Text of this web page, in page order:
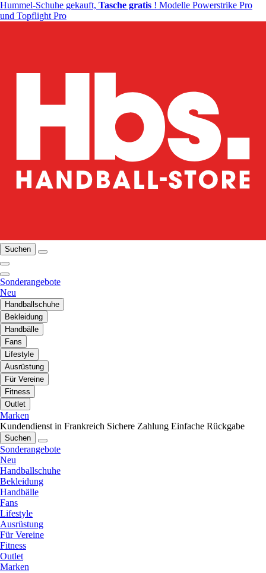
Hummel-Schuhe gekauft, Tasche gratis ! Modelle Powerstrike Pro
und Topflight Pro
Suchen
Sonderangebote
Neu
Handballschuhe
Bekleidung
Handbälle
Fans
Lifestyle
Ausrüstung
Für Vereine
Fitness
Outlet
Marken
Kundendienst in Frankreich Sichere Zahlung Einfache Rückgabe
Suchen
Sonderangebote
Neu
Handballschuhe
Bekleidung
Handbälle
Fans
Lifestyle
Ausrüstung
Für Vereine
Fitness
Outlet
Marken